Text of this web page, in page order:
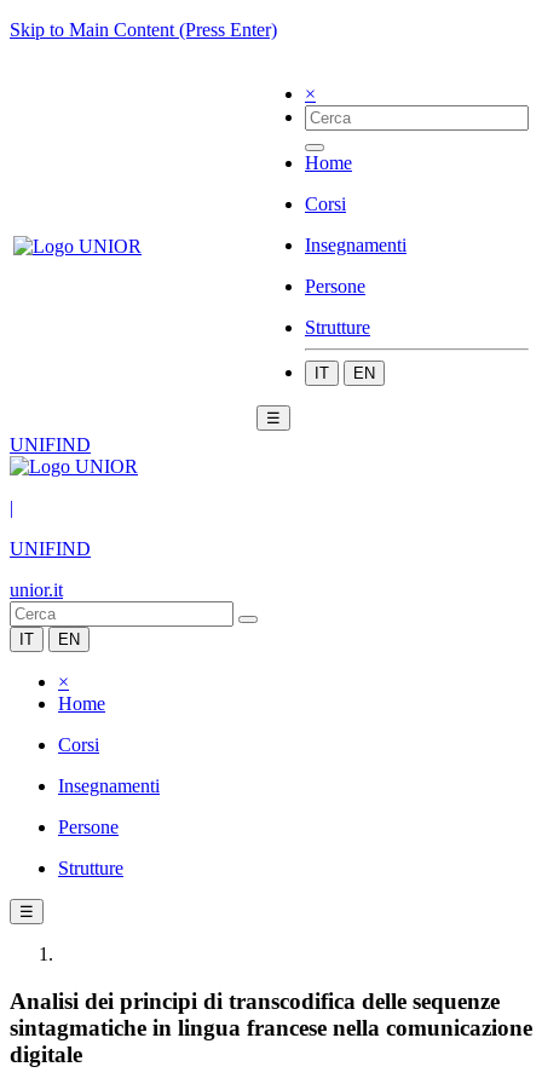
Skip to Main Content (Press Enter)
×
Home
Corsi
Insegnamenti
Persone
Strutture
IT EN
☰
UNIFIND
|
UNIFIND
unior.it
IT EN
×
Home
Corsi
Insegnamenti
Persone
Strutture
☰
Analisi dei principi di transcodifica delle sequenze
sintagmatiche in lingua francese nella comunicazione
digitale